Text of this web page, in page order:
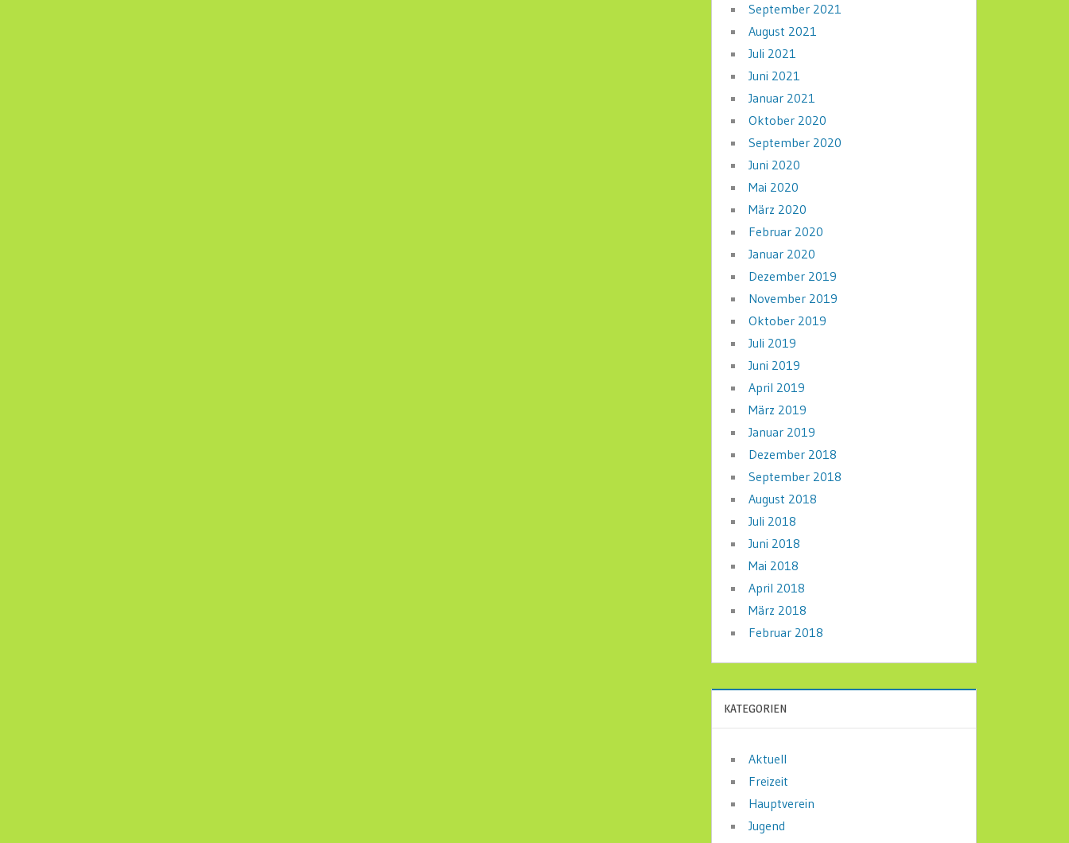
September 2021
August 2021
Juli 2021
Juni 2021
Januar 2021
Oktober 2020
September 2020
Juni 2020
Mai 2020
März 2020
Februar 2020
Januar 2020
Dezember 2019
November 2019
Oktober 2019
Juli 2019
Juni 2019
April 2019
März 2019
Januar 2019
Dezember 2018
September 2018
August 2018
Juli 2018
Juni 2018
Mai 2018
April 2018
März 2018
Februar 2018
KATEGORIEN
Aktuell
Freizeit
Hauptverein
Jugend